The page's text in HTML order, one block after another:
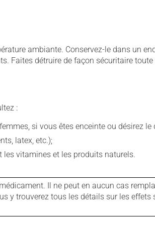
ambiante. Conservez-le dans un
Faites détruire de façon sécuritaire
:
si vous êtes enceinte ou désirez le
latex, etc.);
vitamines et les produits naturels.
Il ne peut en aucun cas
trouverez tous les détails sur les